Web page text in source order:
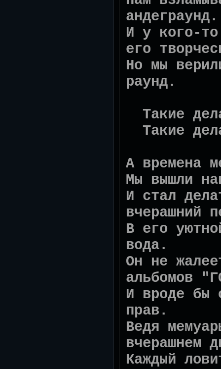
андеграунд.
И у кого-то
его
Но мы
раунд.
Такие
Такие
А времена
Мы вышли
И стал
вчерашний
В его
вода.
Он не
альбомов
И вроде бы
прав.
Ведя
вчерашнем
Каждый